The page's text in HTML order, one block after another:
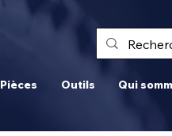
Pièces Outils Qui